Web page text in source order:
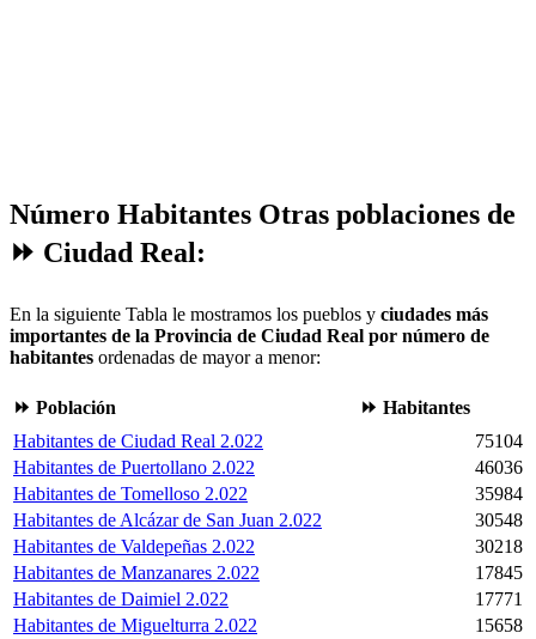
Número Habitantes Otras poblaciones de
⏩ Ciudad Real:
En la siguiente Tabla le mostramos los pueblos y ciudades más
importantes de la Provincia de Ciudad Real por número de
habitantes ordenadas de mayor a menor:
⏩ Población
⏩ Habitantes
Habitantes de Ciudad Real 2.022
75104
Habitantes de Puertollano 2.022
46036
Habitantes de Tomelloso 2.022
35984
Habitantes de Alcázar de San Juan 2.022
30548
Habitantes de Valdepeñas 2.022
30218
Habitantes de Manzanares 2.022
17845
Habitantes de Daimiel 2.022
17771
Habitantes de Miguelturra 2.022
15658